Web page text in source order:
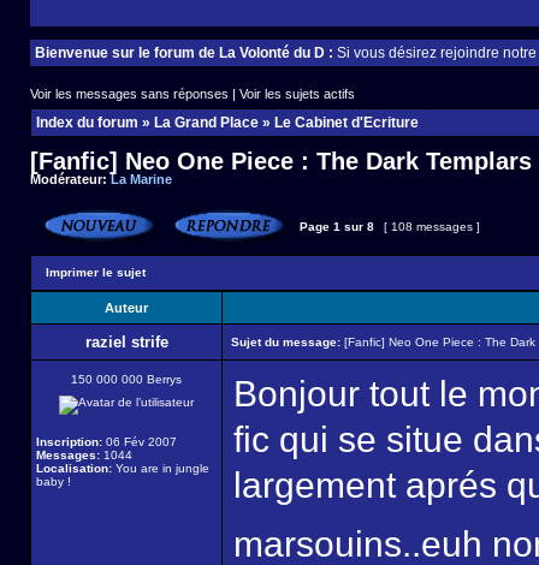
Bienvenue sur le forum de La Volonté du D : Si vous désirez rejoindre
Voir les messages sans réponses | Voir les sujets actifs
Index du forum » La Grand Place » Le Cabinet d'Ecriture
[Fanfic] Neo One Piece : The Dark
Modérateur:La Marine
Page 1 sur 8 [ 108 messages ]
Imprimer le sujet
Auteur
raziel strife Sujet du message: [Fanfic] Neo One Piece : The Dark
150 000 000 Berrys
Inscription: 06 Fév 2007
Messages: 1044
Localisation: You are in jungle
baby !
Bonjour tout le
fic qui se situe
largement aprés
marsouins..euh